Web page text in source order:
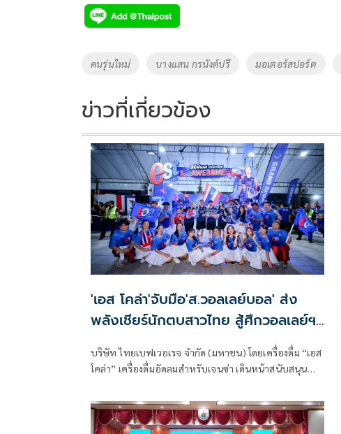
e
b
o
k
tt
er
p
y
Li
k
Tags
คนรุ่นใหม่ บางแสน กรนังด์ปรี มอเตอร์สปอร์ต
ข่าวที่เกี่ยวข้อง
'เอส โคล่า'จับมือ'ส.วอลเลย์บอล' ส่ง
พลังเชียร์นักตบสาวไทย สู้ศึกวอลเลย์ฯ
บริษัท ไทยเบฟเวอเรจ จำกัด (มหาชน) โดยเครื่องดื่ม “เอส
โคล่า” เครื่องดื่มอัดลมสำหรับเจนซ่า เดินหน้าสนับสนุน
วอลเลย์บอลแห่งประเทศไทย ร่วมเป็นส่วนหนึ่งของการ
แข่งขันวอลเลย์บอลหญิงเนชันส์ลีก 2026 (Volleyball